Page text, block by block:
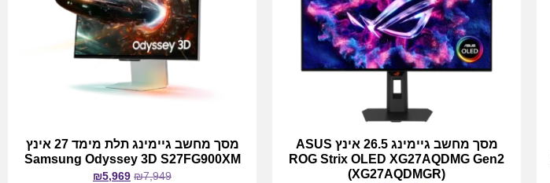
מסך מחשב גיימינג 26.5 אינץ ASUS
ROG Strix OLED XG27AQDMG Gen2
(XG27AQDMGR)
מסך מחשב גיימינג תלת מימד 27 אינץ
Samsung Odyssey 3D S27FG900XM
₪7,949
₪5,969